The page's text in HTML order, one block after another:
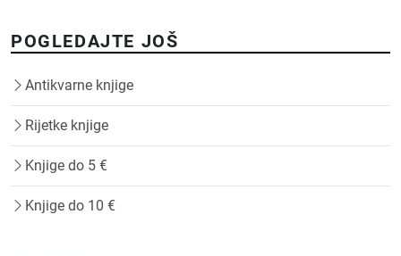
POGLEDAJTE JOŠ
Antikvarne knjige
Rijetke knjige
Knjige do 5 €
Knjige do 10 €